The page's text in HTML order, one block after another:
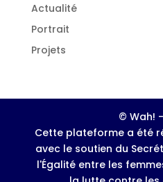
Actualité
Portrait
Projets
© Wah!
Cette plateforme a été
avec le soutien du
l'Égalité entre les